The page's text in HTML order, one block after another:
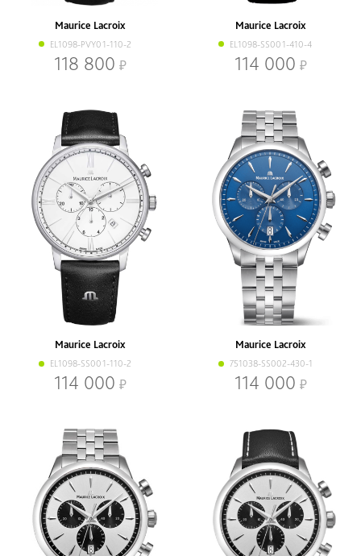
Maurice Lacroix
EL1098-PVY01-110-2
118 800
Maurice Lacroix
EL1098-SS001-410-4
114 000
Maurice Lacroix
EL1098-SS001-110-2
114 000
Maurice Lacroix
751038-SS002-430-1
114 000